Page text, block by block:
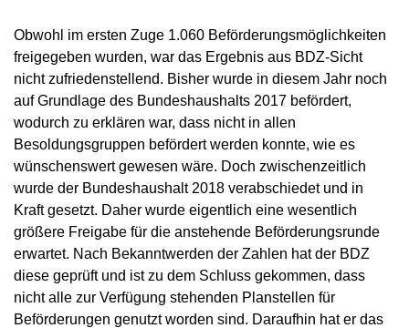
Obwohl im ersten Zuge 1.060 Beförderungsmöglichkeiten
freigegeben wurden, war das Ergebnis aus BDZ-Sicht
nicht zufriedenstellend. Bisher wurde in diesem Jahr noch
auf Grundlage des Bundeshaushalts 2017 befördert,
wodurch zu erklären war, dass nicht in allen
Besoldungsgruppen befördert werden konnte, wie es
wünschenswert gewesen wäre. Doch zwischenzeitlich
wurde der Bundeshaushalt 2018 verabschiedet und in
Kraft gesetzt. Daher wurde eigentlich eine wesentlich
größere Freigabe für die anstehende Beförderungsrunde
erwartet. Nach Bekanntwerden der Zahlen hat der BDZ
diese geprüft und ist zu dem Schluss gekommen, dass
nicht alle zur Verfügung stehenden Planstellen für
Beförderungen genutzt worden sind. Daraufhin hat er das